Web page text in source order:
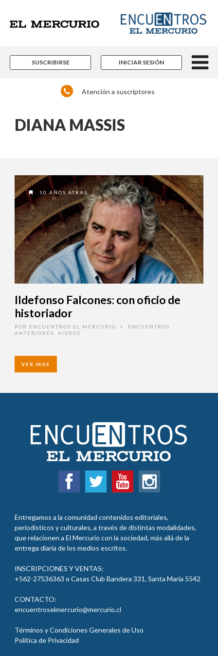
SUSCRIBIRSE INICIAR SESIÓN
Atención a suscriptores
DIANA MASSIS
10 AÑOS ATRAS
Ildefonso Falcones: con oficio de
historiador
POR ENCUENTROS EL MERCURIO •
ENCUENTROS
ANTERIORES
VIDEOS
VER MAS
Entregamos a la comunidad contenidos editoriales,
periodísticos y culturales, a través de distintas modalidades,
que relacionen a El Mercurio con la sociedad, más allá de la
entrega diaria de los medios escritos.
INSCRIPCIONES Y VENTAS:
+562-27536363 o Casas Club Bandera 331, Santa María 5542
CONTACTO:
encuentroselmercurio@mercurio.cl
Términos y Condiciones Generales de Uso
Política de Privacidad